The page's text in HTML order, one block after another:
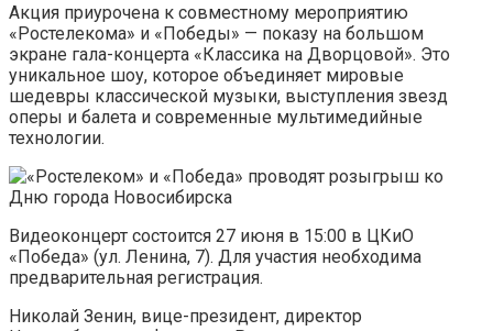
Акция приурочена к совместному мероприятию
«Ростелекома» и «Победы» — показу на большом
экране гала-концерта «Классика на Дворцовой». Это
уникальное шоу, которое объединяет мировые
шедевры классической музыки, выступления звезд
оперы и балета и современные мультимедийные
технологии.
Видеоконцерт состоится 27 июня в 15:00 в ЦКиО
«Победа» (ул. Ленина, 7). Для участия необходима
предварительная регистрация.
Николай Зенин, вице-президент, директор